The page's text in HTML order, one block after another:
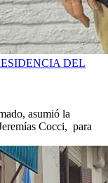
DEL
asumió la
Cocci, para